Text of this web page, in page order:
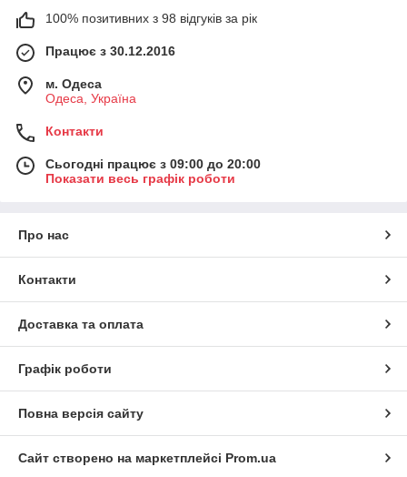
100% позитивних з 98 відгуків за рік
Працює з 30.12.2016
м. Одеса
Одеса, Україна
Контакти
Сьогодні працює з 09:00 до 20:00
Показати весь графік роботи
Про нас
Контакти
Доставка та оплата
Графік роботи
Повна версія сайту
Сайт створено на маркетплейсі Prom.ua